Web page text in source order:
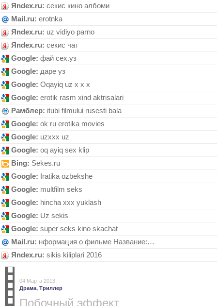
Яndex.ru: секис кино албоми
Mail.ru: erotnka
Яndex.ru: uz vidiyo parno
Яndex.ru: секис чат
Google: фай сех.уз
Google: даре уз
Google: Оqауiq uz х х х
Google: erotik rasm xind aktrisalari
Рамблер: itubi filmului rusesti bala
Google: ok ru erotika movies
Google: uzxxx uz
Google: oq аyiq sеx klip
Bing: Sеkеs.ru
Google: Iratika ozbekshe
Google: multfilm seks
Google: hincha xxx yuklash
Google: Uz sekis
Google: super seks kino skachat
Mail.ru: нформация о фильме Название:…
Яndex.ru: sikis kiliplari 2016
04 Марта 2013
Драма, Триллер
Побочный эффект